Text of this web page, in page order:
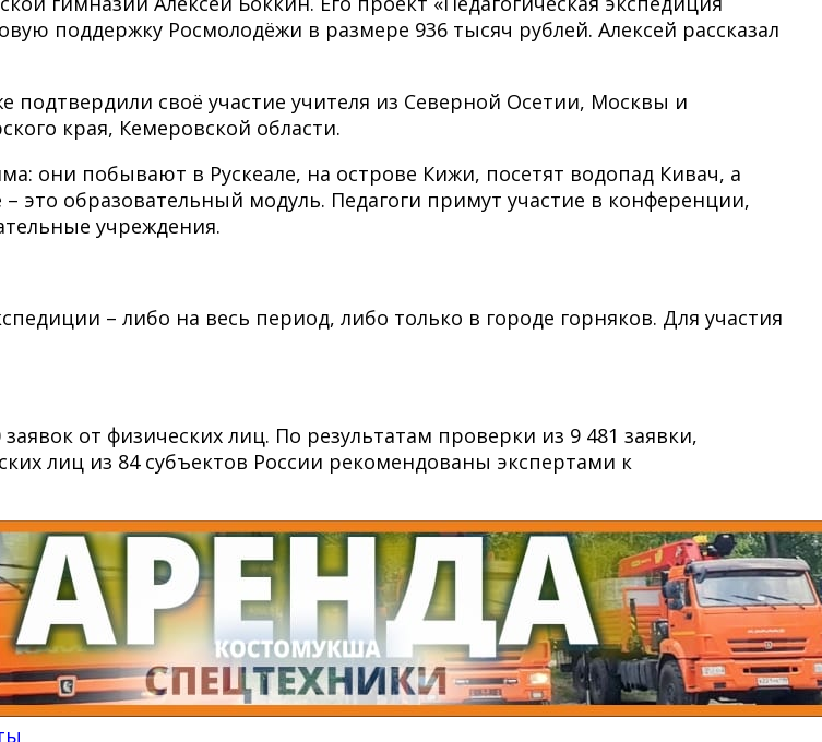
поддержку Росмолодёжи в размере 936 тысяч рублей. Алексей рассказал
подтвердили своё участие учителя из Северной Осетии, Москвы и
края, Кемеровской области.
они побывают в Рускеале, на острове Кижи, посетят водопад Кивач, а
это образовательный модуль. Педагоги примут участие в конференции,
учреждения.
– либо на весь период, либо только в городе горняков. Для участия
от физических лиц. По результатам проверки из 9 481 заявки,
лиц из 84 субъектов России рекомендованы экспертами к